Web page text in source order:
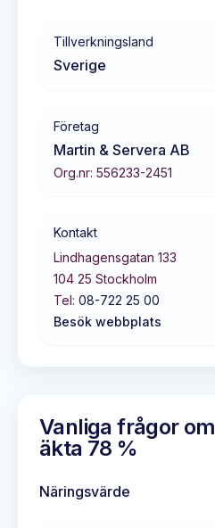
Tillverkningsland
Sverige
Företag
Martin & Servera AB
Org.nr: 556233-2451
Kontakt
Lindhagensgatan 133
104 25 Stockholm
Tel: 08-722 25 00
Besök webbplats
Vanliga frågor om
äkta 78 %
Näringsvärde